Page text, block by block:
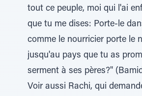
tout ce peuple, moi qui l'ai
que tu me dises: Porte-le
comme le nourricier porte le
jusqu'au pays que tu as
serment à ses pères?"
Voir aussi Rachi, qui